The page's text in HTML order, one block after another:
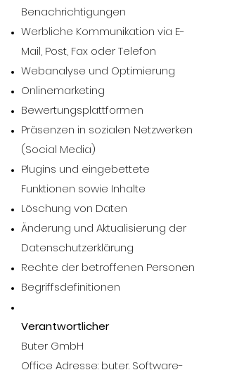
Benachrichtigungen
Werbliche Kommunikation via E-
Mail, Post, Fax oder Telefon
Webanalyse und Optimierung
Onlinemarketing
Bewertungsplattformen
Präsenzen in sozialen Netzwerken
(Social Media)
Plugins und eingebettete
Funktionen sowie Inhalte
Löschung von Daten
Änderung und Aktualisierung der
Datenschutzerklärung
Rechte der betroffenen Personen
Begriffsdefinitionen
Verantwortlicher
Buter GmbH
Office Adresse: buter. Software-